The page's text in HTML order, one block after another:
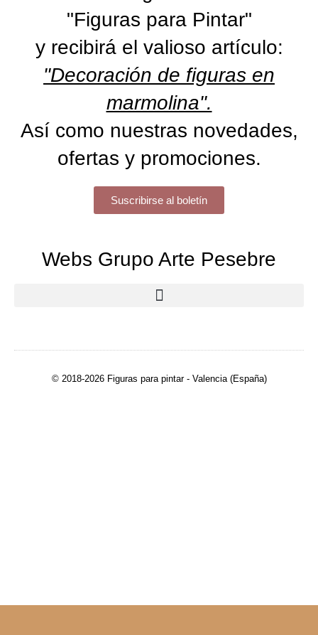
"Figuras para Pintar"
y recibirá el valioso artículo:
"Decoración de figuras en
marmolina".
Así como nuestras novedades,
ofertas y promociones.
Suscribirse al boletín
Webs Grupo Arte Pesebre
© 2018-2026 Figuras para pintar - Valencia (España)